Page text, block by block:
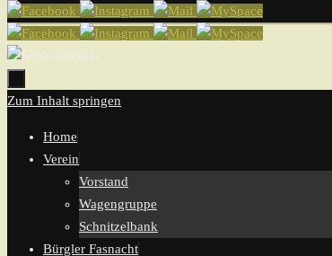
Zum Inhalt springen
Home
Verein
Vorstand
Wagengruppe
Schnitzelbank
Bürgler Fasnacht